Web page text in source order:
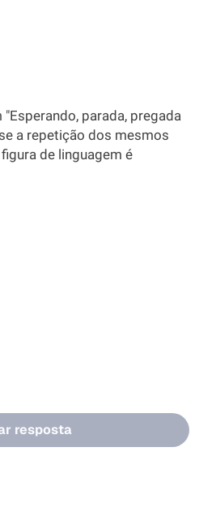
parada, pregada
a repetição dos mesmos
de linguagem é
resposta